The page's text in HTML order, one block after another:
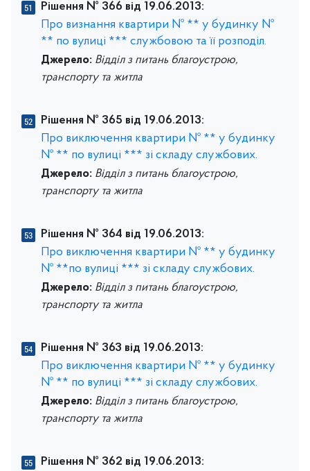
Рішення № 366 від 19.06.2013:
Про визнання квартири № ** у будинку №
** по вулиці *** службовою та її розподіл.
Джерело: Відділ з питань благоустрою,
транспорту та житла
Рішення № 365 від 19.06.2013:
Про виключення квартири № ** у будинку
№ ** по вулиці *** зі складу службових.
Джерело: Відділ з питань благоустрою,
транспорту та житла
Рішення № 364 від 19.06.2013:
Про виключення квартири № ** у будинку
№ **по вулиці *** зі складу службових.
Джерело: Відділ з питань благоустрою,
транспорту та житла
Рішення № 363 від 19.06.2013:
Про виключення квартири № ** у будинку
№ ** по вулиці *** зі складу службових.
Джерело: Відділ з питань благоустрою,
транспорту та житла
Рішення № 362 від 19.06.2013: